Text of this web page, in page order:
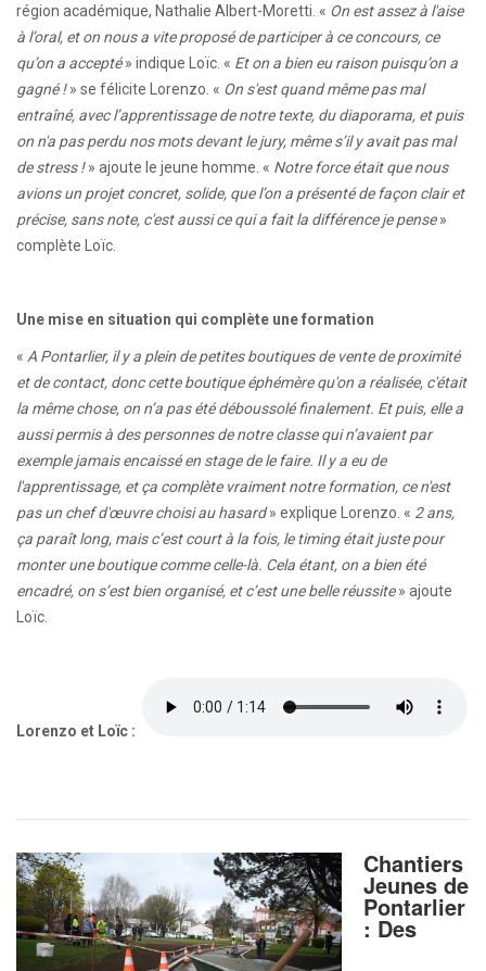
région académique, Nathalie Albert-Moretti. « On est assez à l'aise
à l’oral, et on nous a vite proposé de participer à ce concours, ce
qu’on a accepté» indique Loïc. « Et on a bien eu raison puisqu’on a
gagné !» se félicite Lorenzo. « On s'est quand même pas mal
entraîné, avec l’apprentissage de notre texte, du diaporama, et puis
on n'a pas perdu nos mots devant le jury, même s’il y avait pas mal
de stress !» ajoute le jeune homme. « Notre force était que nous
avions un projet concret, solide, que l’on a présenté de façon clair et
précise, sans note, c'est aussi ce qui a fait la différence je pense»
complète Loïc.
Une mise en situation qui complète une formation
« A Pontarlier, il y a plein de petites boutiques de vente de proximité
et de contact, donc cette boutique éphémère qu'on a réalisée, c'était
la même chose, on n’a pas été déboussolé finalement. Et puis, elle a
aussi permis à des personnes de notre classe qui n’avaient par
exemple jamais encaissé en stage de le faire. Il y a eu de
l'apprentissage, et ça complète vraiment notre formation, ce n'est
pas un chef d'œuvre choisi au hasard» explique Lorenzo. « 2 ans,
ça paraît long, mais c’est court à la fois, le timing était juste pour
monter une boutique comme celle-là. Cela étant, on a bien été
encadré, on s’est bien organisé, et c’est une belle réussite» ajoute
Loïc.
Lorenzo et Loïc :
Chantiers
Jeunes de
Pontarlier
: Des